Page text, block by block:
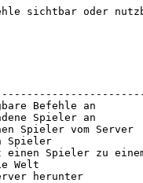
sichtbar oder
Befehle an
Spieler an
Spieler vom
Spieler
Spieler zu einem
die Welt
herunter